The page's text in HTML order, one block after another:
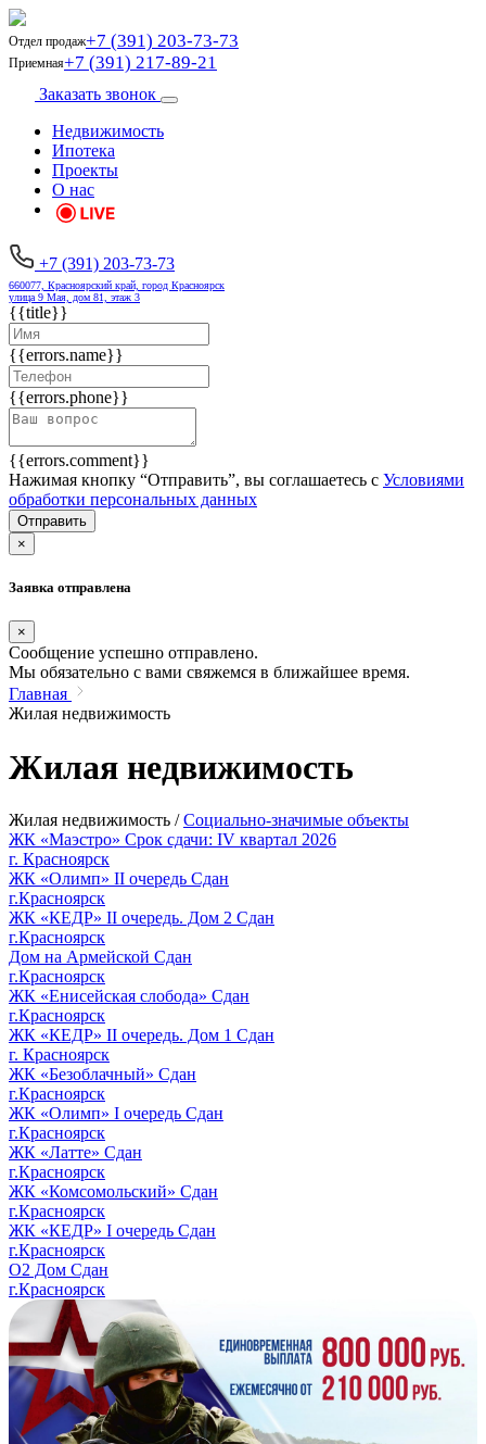
Отдел продаж+7 (391) 203-73-73
Приемная+7 (391) 217-89-21
Заказать звонок
Недвижимость
Ипотека
Проекты
О нас
+7 (391) 203-73-73
660077, Красноярский край, город Красноярск
улица 9 Мая, дом 81, этаж 3
{{title}}
{{errors.name}}
{{errors.phone}}
{{errors.comment}}
Нажимая кнопку “Отправить”, вы соглашаетесь с Условиями
обработки персональных данных
Отправить
×
Заявка отправлена
×
Сообщение успешно отправлено.
Мы обязательно с вами свяжемся в ближайшее время.
Главная
Жилая недвижимость
Жилая недвижимость
Жилая недвижимость / Социально-значимые объекты
ЖК «Маэстро» Срок сдачи: IV квартал 2026
г. Красноярск
ЖК «Олимп» II очередь Сдан
г.Красноярск
ЖК «КЕДР» II очередь. Дом 2 Сдан
г.Красноярск
Дом на Армейской Сдан
г.Красноярск
ЖК «Енисейская слобода» Сдан
г.Красноярск
ЖК «КЕДР» II очередь. Дом 1 Сдан
г. Красноярск
ЖК «Безоблачный» Сдан
г.Красноярск
ЖК «Олимп» I очередь Сдан
г.Красноярск
ЖК «Латте» Сдан
г.Красноярск
ЖК «Комсомольский» Сдан
г.Красноярск
ЖК «КЕДР» I очередь Сдан
г.Красноярск
О2 Дом Сдан
г.Красноярск